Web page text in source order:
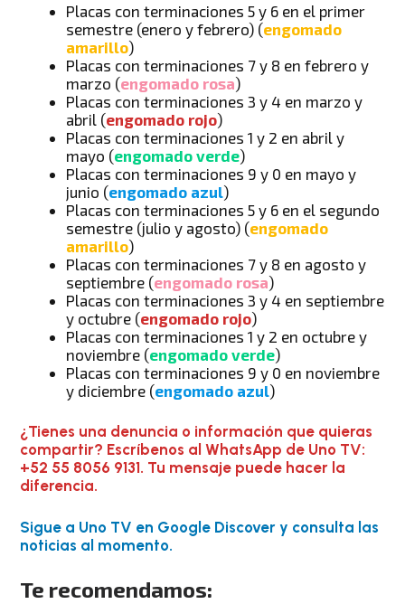
Placas con terminaciones 5 y 6 en el primer
semestre (enero y febrero) (engomado
amarillo)
Placas con terminaciones 7 y 8 en febrero y
marzo (engomado rosa)
Placas con terminaciones 3 y 4 en marzo y
abril (engomado rojo)
Placas con terminaciones 1 y 2 en abril y
mayo (engomado verde)
Placas con terminaciones 9 y 0 en mayo y
junio (engomado azul)
Placas con terminaciones 5 y 6 en el segundo
semestre (julio y agosto) (engomado
amarillo)
Placas con terminaciones 7 y 8 en agosto y
septiembre (engomado rosa)
Placas con terminaciones 3 y 4 en septiembre
y octubre (engomado rojo)
Placas con terminaciones 1 y 2 en octubre y
noviembre (engomado verde)
Placas con terminaciones 9 y 0 en noviembre
y diciembre (engomado azul)
¿Tienes una denuncia o información que quieras
compartir? Escríbenos al WhatsApp de Uno TV:
+52 55 8056 9131. Tu mensaje puede hacer la
diferencia.
Sigue a Uno TV en Google Discover y consulta las
noticias al momento.
Te recomendamos: